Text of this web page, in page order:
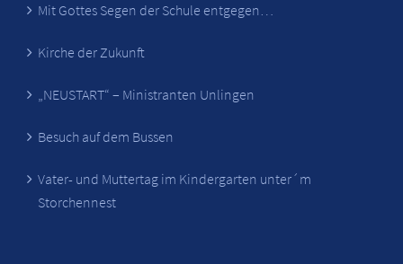
Mit Gottes Segen der Schule entgegen…
Kirche der Zukunft
„NEUSTART“ – Ministranten Unlingen
Besuch auf dem Bussen
Vater- und Muttertag im Kindergarten unter´m
Storchennest